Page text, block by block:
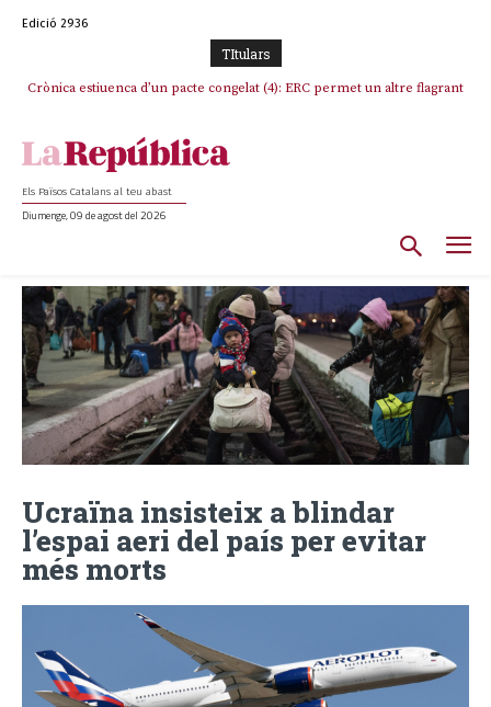
Edició 2936
TItulars
Crònica estiuenca d’un pacte congelat (4): ERC permet un altre flagrant
Els Països Catalans al teu abast
Diumenge, 09 de agost del 2026
Ucraïna insisteix a blindar
l’espai aeri del país per evitar
més morts